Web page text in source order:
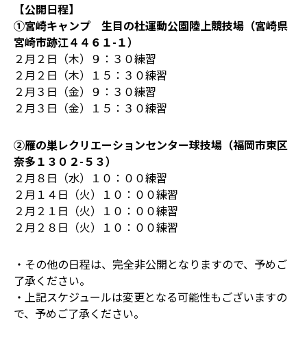
【公開日程】
①宮崎キャンプ 生目の杜運動公園陸上競技場（宮崎県
宮崎市跡江４４６１-１）
２月２日（木）９：３０練習
２月２日（木）１５：３０練習
２月３日（金）９：３０練習
２月３日（金）１５：３０練習
②雁の巣レクリエーションセンター球技場（福岡市東区
奈多１３０２-５３）
２月８日（水）１０：００練習
２月１４日（火）１０：００練習
２月２１日（火）１０：００練習
２月２８日（火）１０：００練習
・その他の日程は、完全非公開となりますので、予めご
了承ください。
・上記スケジュールは変更となる可能性もございますの
で、予めご了承ください。